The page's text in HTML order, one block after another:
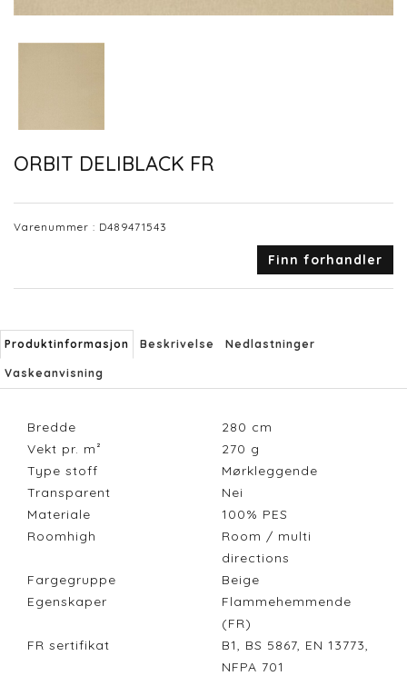
ORBIT DELIBLACK FR
Varenummer : D489471543
Finn forhandler
Produktinformasjon Beskrivelse Nedlastninger
Vaskeanvisning
Bredde 280 cm
Vekt pr. m²
270 g
Type stoff
Mørkleggende
Transparent
Nei
Materiale
100% PES
Roomhigh
Room / multi
directions
Fargegruppe
Beige
Egenskaper
Flammehemmende
(FR)
FR sertifikat
B1, BS 5867, EN 13773,
NFPA 701